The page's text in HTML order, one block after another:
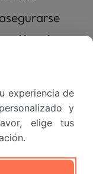
y
experiencia de
y
elige tus